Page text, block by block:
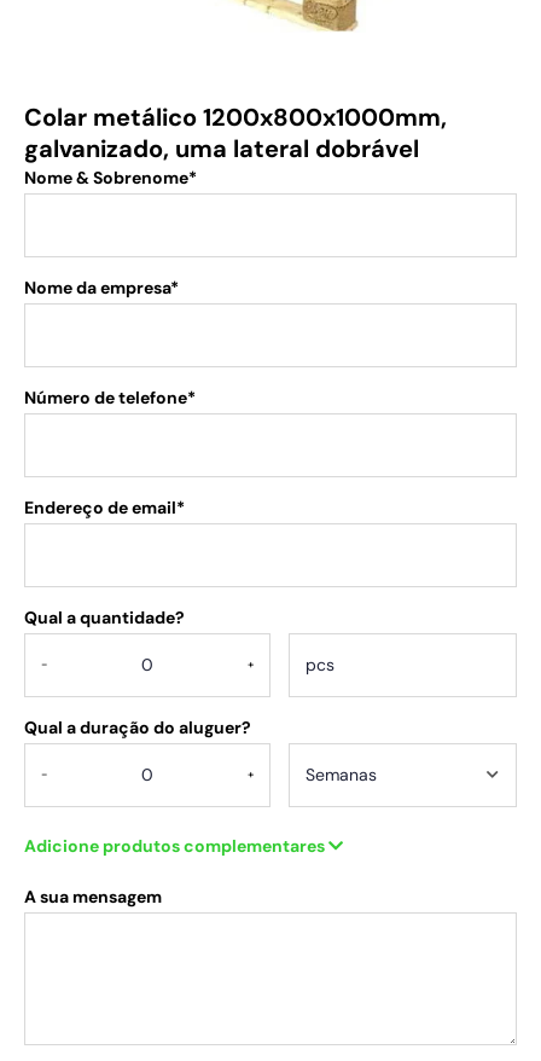
Colar metálico 1200x800x1000mm,
galvanizado, uma lateral dobrável
Nome & Sobrenome*
Nome da empresa*
Número de telefone*
Endereço de email*
Qual a quantidade?
- +
Qual a duração do aluguer?
- +
Adicione produtos complementares
A sua mensagem